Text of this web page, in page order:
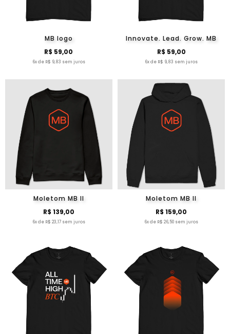
MB logo
R$ 59,00
6x de R$ 9,83 sem juros
Innovate. Lead. Grow. MB
R$ 59,00
6x de R$ 9,83 sem juros
Moletom MB II
R$ 139,00
6x de R$ 23,17 sem juros
Moletom MB II
R$ 159,00
6x de R$ 26,50 sem juros